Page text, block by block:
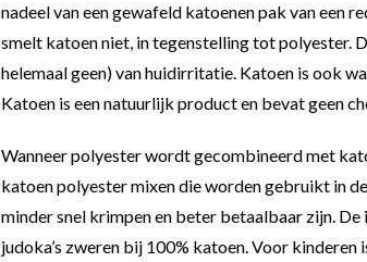
nadeel van een gewafeld katoenen pak van een
smelt katoen niet, in tegenstelling tot polyester.
helemaal geen) van huidirritatie. Katoen is ook
Katoen is een natuurlijk product en bevat geen
Wanneer polyester wordt gecombineerd met
katoen polyester mixen die worden gebruikt in
minder snel krimpen en beter betaalbaar zijn.
judoka’s zweren bij 100% katoen. Voor